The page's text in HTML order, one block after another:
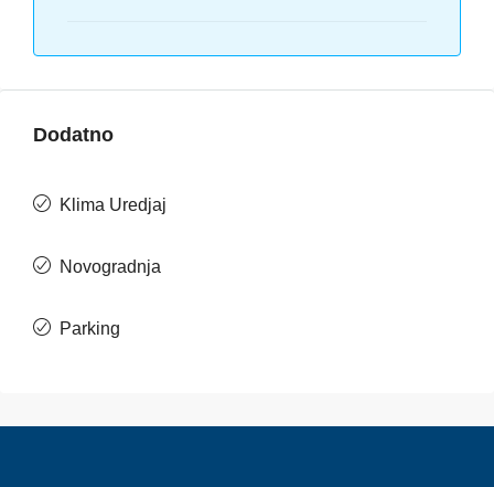
Dodatno
Klima Uredjaj
Novogradnja
Parking